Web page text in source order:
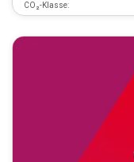
CO₂-Klasse: